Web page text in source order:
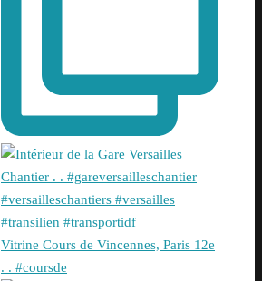
Vitrine Cours de Vincennes, Paris 12e
. . #coursde